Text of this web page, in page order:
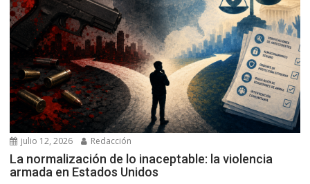
julio 12, 2026 Redacción
La normalización de lo inaceptable: la violencia
armada en Estados Unidos